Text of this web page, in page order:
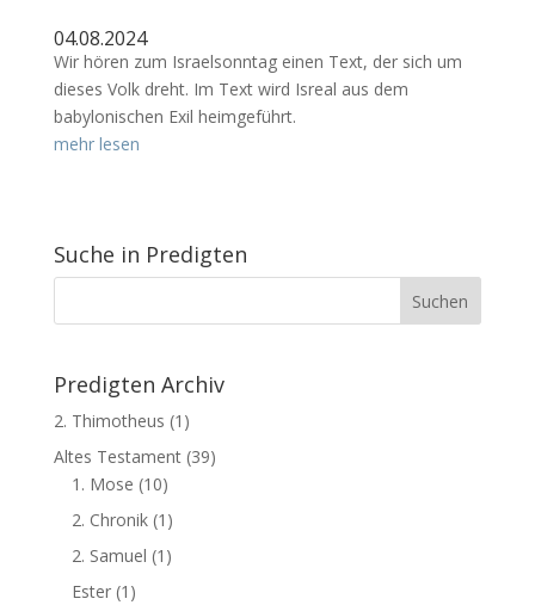
04.08.2024
Wir hören zum Israelsonntag einen Text, der sich um
dieses Volk dreht. Im Text wird Isreal aus dem
babylonischen Exil heimgeführt.
mehr lesen
Suche in Predigten
Predigten Archiv
2. Thimotheus (1)
Altes Testament(39)
1. Mose (10)
2. Chronik(1)
2. Samuel (1)
Ester(1)